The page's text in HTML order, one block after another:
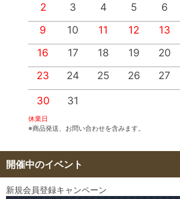
2
3 4 5 6
9
10 11 12 13
16
17 18 19 20
23
24 25 26 27
30 31
休業日
※商品発送、お問い合わせを含みます。
開催中のイベント
新規会員登録キャンペーン